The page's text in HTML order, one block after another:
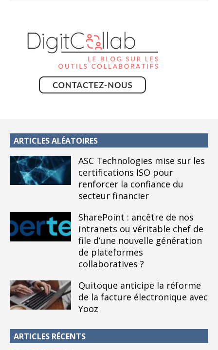
ARTICLES ALÉATOIRES
ASC Technologies mise sur les
certifications ISO pour
renforcer la confiance du
secteur financier
SharePoint : ancêtre de nos
intranets ou véritable chef de
file d’une nouvelle génération
de plateformes
collaboratives ?
Quitoque anticipe la réforme
de la facture électronique avec
Yooz
ARTICLES RÉCENTS